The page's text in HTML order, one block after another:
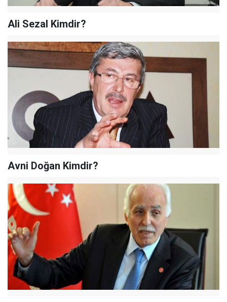
Ali Sezal Kimdir?
Avni Doğan Kimdir?